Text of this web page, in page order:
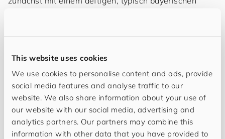
This website uses cookies
We use cookies to personalise content and ads, provide
social media features and analyse traffic to our
website. We also share information about your use of
our website with our social media, advertising and
analytics partners. Our partners may combine this
information with other data that you have provided to
Angelehnt an das Buch präsentierte Josef zudem eine
neue, weiterentwickelte Darstellung des integralen
Managements, die dieses noch verständlicher und
greifbarer macht.
Nach so vielen tiefgehenden neuen Denkansätzen
stärkten sich alle während einer kleinen Pause und